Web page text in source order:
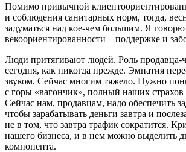
Помимо привычной
и соблюдения санитарных норм, тогда,
задумать­ся над кое-чем большим. Я
векоориентированности – поддержке и
Люди притягивают людей. Роль продав­ца-
сегодня, как никогда прежде. Эмпатия
звуком. Сейчас многим тяжело. Нужно
с горы «вагон­чик», полный наших
Сейчас нам, продавцам, надо обеспечить
чтобы зарабатывать деньги завтра и
не в том, что завтра трафик сократится.
нашего бизнеса, и в нем можно выделить
компонен­та.